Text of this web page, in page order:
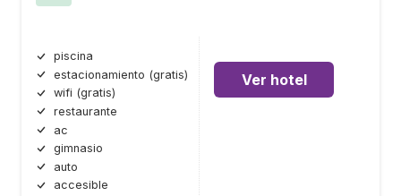
piscina
estacionamiento (gratis)
wifi (gratis)
restaurante
ac
gimnasio
auto
accesible
Ver hotel